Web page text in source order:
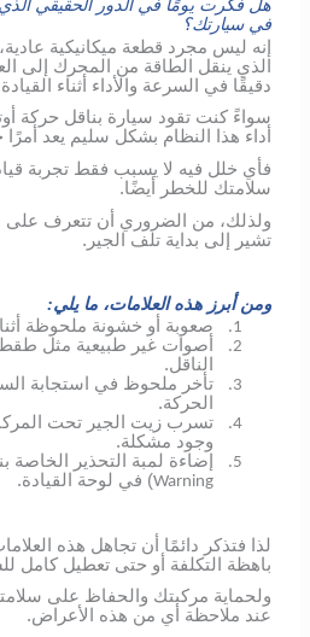
هل فكرت يومًا في الدور الحقيقي الذي
في سيارتك؟
إنه ليس مجرد قطعة ميكانيكية
الذي ينقل الطاقة من المحرك إلى
دقيقًا في السرعة والأداء أثناء
سواءً كنت تقود سيارة بناقل حركة
أداء هذا النظام بشكل سليم يعد أمرًا
فأي خلل فيه لا يسبب فقط تجربة
سلامتك للخطر أيضًا.
ولذلك، من الضروري أن تتعرف على
تشير إلى بداية تلف الجير.
ومن أبرز هذه العلامات، ما يلي:
1. صعوبة أو خشونة ملحوظة
2.
أصوات غير طبيعية مثل
الناقل.
3.
تأخر ملحوظ في استجابة
الحركة.
4.
تسرب زيت الجير تحت
وجود مشكلة.
5. إضاءة لمبة التحذير الخاصة
Warning) في لوحة القيادة.
لذا فتذكر دائمًا أن تجاهل هذه
باهظة التكلفة أو حتى تعطيل كامل
ولحماية مركبتك والحفاظ على
عند ملاحظة أي من هذه الأعراض.